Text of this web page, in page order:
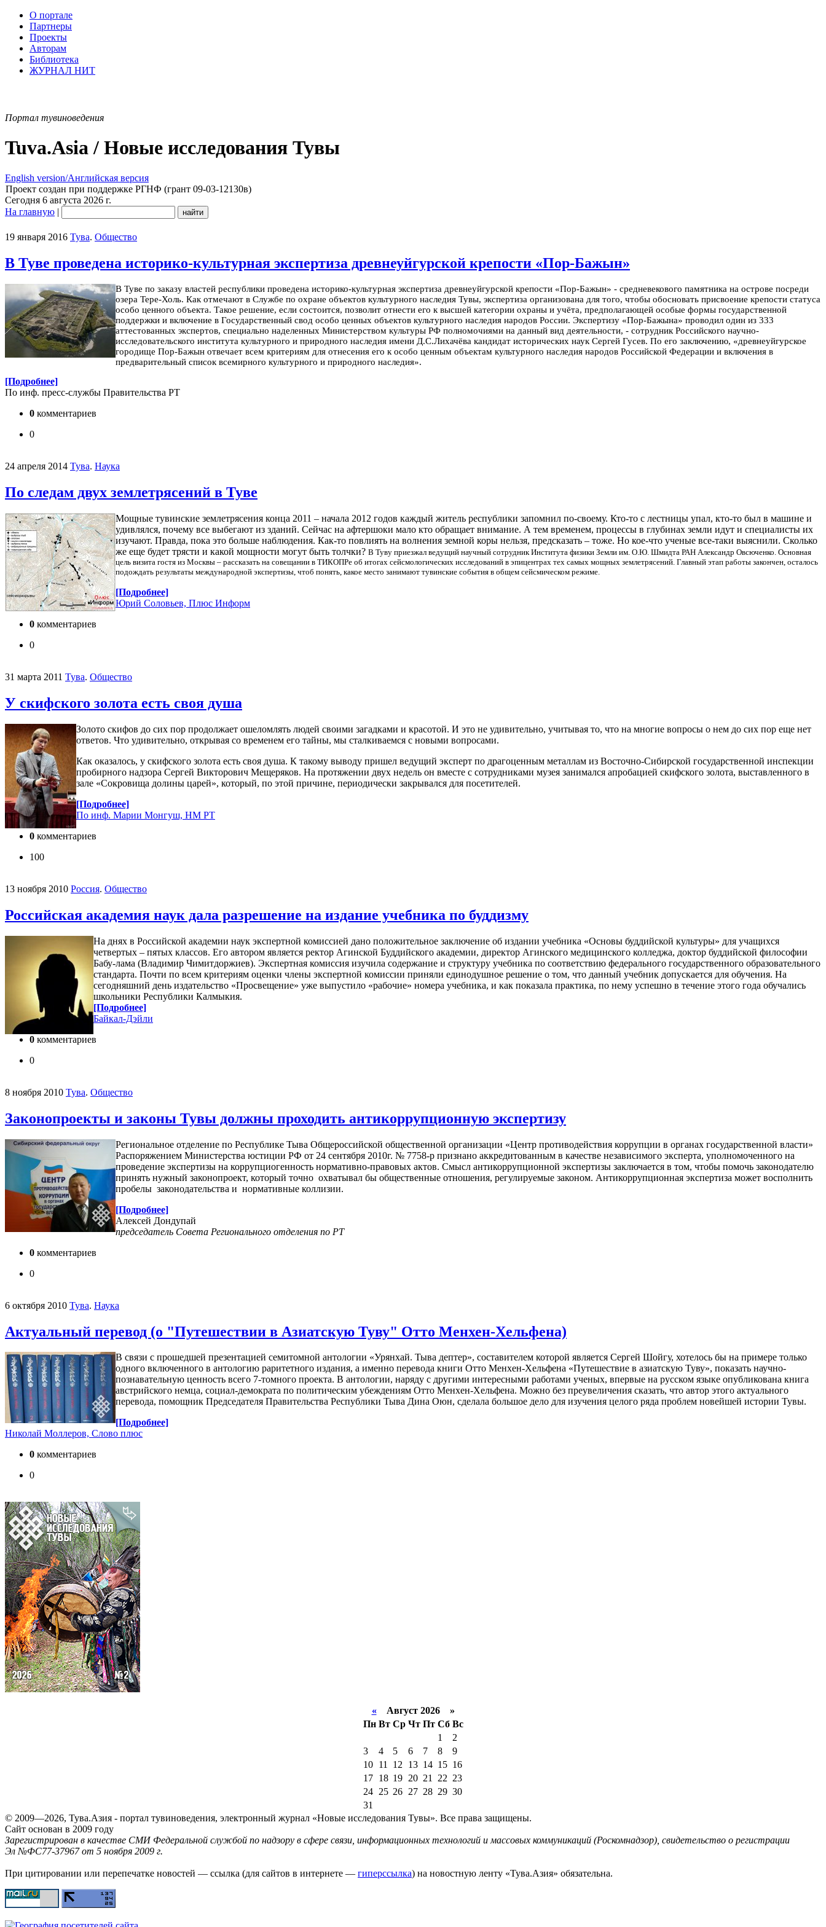
О портале
Партнеры
Проекты
Авторам
Библиотека
ЖУРНАЛ НИТ
Портал тувиноведения
Tuva.Asia / Новые исследования Тувы
English version/Английская версия
Проект создан при поддержке РГНФ (грант 09-03-12130в)
Сегодня 6 августа 2026 г.
На главную |
19 января 2016 Тува. Общество
В Туве проведена историко-культурная экспертиза древнеуйгурской крепости «Пор-Бажын»
В Туве по заказу властей республики проведена историко-культурная экспертиза древнеуйгурской крепости «Пор-Бажын» - средневекового памятника на острове посреди
озера Тере-Холь. Как отмечают в Службе по охране объектов культурного наследия Тувы, экспертиза организована для того, чтобы обосновать присвоение крепости статуса
особо ценного объекта. Такое решение, если состоится, позволит отнести его к высшей категории охраны и учёта, предполагающей особые формы государственной
поддержки и включение в Государственный свод особо ценных объектов культурного наследия народов России. Экспертизу «Пор-Бажына» проводил один из 333
аттестованных экспертов, специально наделенных Министерством культуры РФ полномочиями на данный вид деятельности, - сотрудник Российского научно-
исследовательского института культурного и природного наследия имени Д.С.Лихачёва кандидат исторических наук Сергей Гусев. По его заключению, «древнеуйгурское
городище Пор-Бажын отвечает всем критериям для отнесения его к особо ценным объектам культурного наследия народов Российской Федерации и включения в
предварительный список всемирного культурного и природного наследия».
[Подробнее]
По инф. пресс-службы Правительства РТ
0 комментариев
0
24 апреля 2014 Тува. Наука
По следам двух землетрясений в Туве
Мощные тувинские землетрясения конца 2011 – начала 2012 годов каждый житель республики запомнил по-своему. Кто-то с лестницы упал, кто-то был в машине и
удивлялся, почему все выбегают из зданий. Сейчас на афтершоки мало кто обращает внимание. А тем временем, процессы в глубинах земли идут и специалисты их
изучают. Правда, пока это больше наблюдения. Как-то повлиять на волнения земной коры нельзя, предсказать – тоже. Но кое-что ученые все-таки выяснили. Сколько
же еще будет трясти и какой мощности могут быть толчки? В Туву приезжал ведущий научный сотрудник Института физики Земли им. О.Ю. Шмидта РАН Александр Овсюченко. Основная
цель визита гостя из Москвы – рассказать на совещании в ТИКОПРе об итогах сейсмологических исследований в эпицентрах тех самых мощных землетрясений. Главный этап работы закончен, осталось
подождать результаты международной экспертизы, чтоб понять, какое место занимают тувинские события в общем сейсмическом режиме.
[Подробнее]
Юрий Соловьев, Плюс Информ
0 комментариев
0
31 марта 2011 Тува. Общество
У скифского золота есть своя душа
Золото скифов до сих пор продолжает ошеломлять людей своими загадками и красотой. И это не удивительно, учитывая то, что на многие вопросы о нем до сих пор еще нет
ответов. Что удивительно, открывая со временем его тайны, мы сталкиваемся с новыми вопросами.
Как оказалось, у скифского золота есть своя душа. К такому выводу пришел ведущий эксперт по драгоценным металлам из Восточно-Сибирской государственной инспекции
пробирного надзора Сергей Викторович Мещеряков. На протяжении двух недель он вместе с сотрудниками музея занимался апробацией скифского золота, выставленного в
зале «Сокровища долины царей», который, по этой причине, периодически закрывался для посетителей.
[Подробнее]
По инф. Марии Монгуш, НМ РТ
0 комментариев
100
13 ноября 2010 Россия. Общество
Российская академия наук дала разрешение на издание учебника по буддизму
На днях в Российской академии наук экспертной комиссией дано положительное заключение об издании учебника «Основы буддийской культуры» для учащихся
четвертых – пятых классов. Его автором является ректор Агинской Буддийского академии, директор Агинского медицинского колледжа, доктор буддийской философии
Бабу-лама (Владимир Чимитдоржиев). Экспертная комиссия изучила содержание и структуру учебника по соответствию федерального государственного образовательного
стандарта. Почти по всем критериям оценки члены экспертной комиссии приняли единодушное решение о том, что данный учебник допускается для обучения. На
сегодняшний день издательство «Просвещение» уже выпустило «рабочие» номера учебника, и как показала практика, по нему успешно в течение этого года обучались
школьники Республики Калмыкия.
[Подробнее]
Байкал-Дэйли
0 комментариев
0
8 ноября 2010 Тува. Общество
Законопроекты и законы Тувы должны проходить антикоррупционную экспертизу
Региональное отделение по Республике Тыва Общероссийской общественной организации «Центр противодействия коррупции в органах государственной власти»
Распоряжением Министерства юстиции РФ от 24 сентября 2010г. № 7758-р признано аккредитованным в качестве независимого эксперта, уполномоченного на
проведение экспертизы на коррупциогенность нормативно-правовых актов. Смысл антикоррупционной экспертизы заключается в том, чтобы помочь законодателю
принять нужный законопроект, который точно охватывал бы общественные отношения, регулируемые законом. Антикоррупционная экспертиза может восполнить
пробелы законодательства и нормативные коллизии.
[Подробнее]
Алексей Дондупай
председатель Совета Регионального отделения по РТ
0 комментариев
0
6 октября 2010 Тува. Наука
Актуальный перевод (о "Путешествии в Азиатскую Туву" Отто Менхен-Хельфена)
В связи с прошедшей презентацией семитомной антологии «Урянхай. Тыва дептер», составителем которой является Сергей Шойгу, хотелось бы на примере только
одного включенного в антологию раритетного издания, а именно перевода книги Отто Менхен-Хельфена «Путешествие в азиатскую Туву», показать научно-
познавательную ценность всего 7-томного проекта. В антологии, наряду с другими интересными работами ученых, впервые на русском языке опубликована книга
австрийского немца, социал-демократа по политическим убеждениям Отто Менхен-Хельфена. Можно без преувеличения сказать, что автор этого актуального
перевода, помощник Председателя Правительства Республики Тыва Дина Оюн, сделала большое дело для изучения целого ряда проблем новейшей истории Тувы.
[Подробнее]
Николай Моллеров, Слово плюс
0 комментариев
0
«Август 2026 »
Пн Вт Ср Чт Пт Сб Вс
1
2
3
4 5 6 7 8
9
10
11 12 13 14 15 16
17
18 19 20 21 22 23
24 25 26 27 28 29 30
31
© 2009—2026, Тува.Азия - портал тувиноведения, электронный журнал «Новые исследования Тувы». Все права защищены.
Сайт основан в 2009 году
Зарегистрирован в качестве СМИ Федеральной службой по надзору в сфере связи, информационных технологий и массовых коммуникаций (Роскомнадзор), свидетельство о регистрации
Эл №ФС77-37967 от 5 ноября 2009 г.
При цитировании или перепечатке новостей — ссылка (для сайтов в интернете — гиперссылка) на новостную ленту «Тува.Азия» обязательна.